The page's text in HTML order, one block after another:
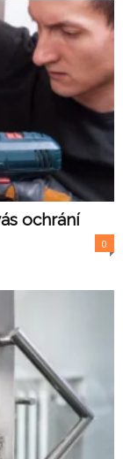
ochrání
0